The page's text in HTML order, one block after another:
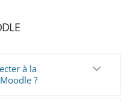
à la
?